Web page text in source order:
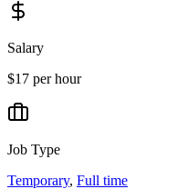
Salary
$17 per hour
Job Type
Temporary, Full time